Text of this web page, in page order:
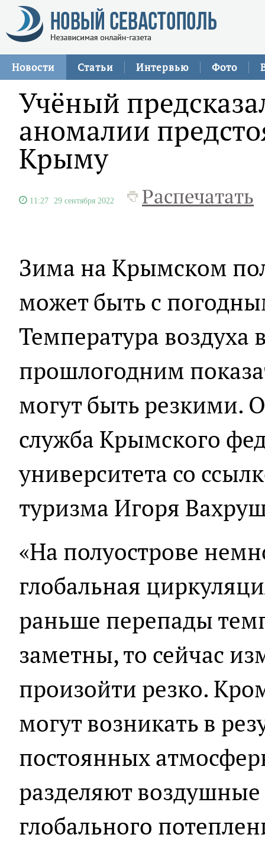
Новости Статьи Интервью Фото
Учёный
аномалии
Крыму
11:27 29 сентября 2022 Распечатать
Зима на Крымском
может быть с
Температура воздуха
прошлогодним
могут быть резкими.
служба Крымского
университета со
туризма Игоря
«На полуострове
глобальная
раньше перепады
заметны, то сейчас
произойти резко.
могут возникать в
постоянных
разделяют
глобального